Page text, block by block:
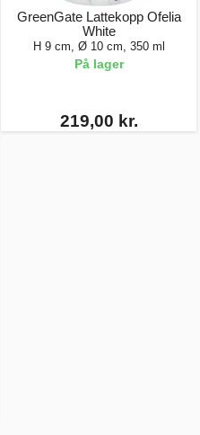
GreenGate Lattekopp Ofelia
White
H 9 cm, Ø 10 cm, 350 ml
På lager
219,00 kr.